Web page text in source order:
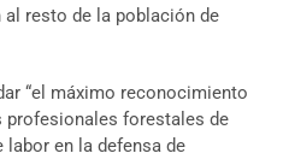
resto de la población de
“el máximo reconocimiento
forestales de
en la defensa de